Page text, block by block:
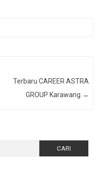
Terbaru CAREER ASTRA
GROUP Karawang →